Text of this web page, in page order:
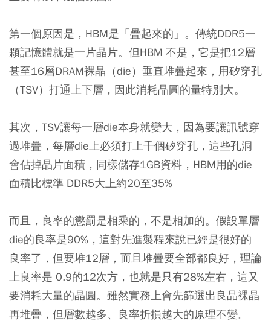
第一個原因是，HBM是「疊起來的」。傳統DDR5一
顆記憶體就是一片晶片。但HBM 不是，它是把12層
甚至16層DRAM裸晶（die）垂直堆疊起來，用矽穿孔
（TSV）打通上下層，因此消耗晶圓的量特別大。
其次，TSV讓每一層die本身就變大，因為要讓訊號穿
過堆疊，每層die上必須打上千個矽穿孔，這些孔洞
會佔掉晶片面積，同樣儲存1GB資料，HBM用的die
面積比標準 DDR5大上約20至35%
而且，良率的懲罰是相乘的，不是相加的。假設單層
die的良率是90%，這對先進製程來說已經是很好的
良率了，但要堆12層，而且堆疊要全部都良好，理論
上良率是 0.9的12次方，也就是只有28%左右，這又
要消耗大量的晶圓。雖然實務上會先篩選出良品裸晶
再堆疊，但層數越多、良率折損越大的原理不變。